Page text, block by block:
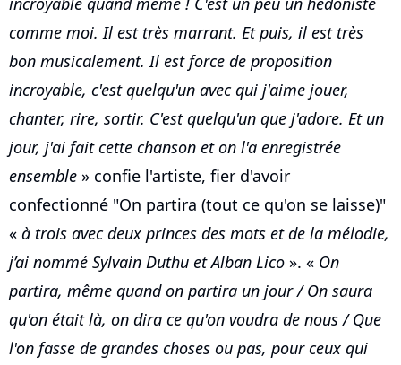
comme moi. Il est très marrant. Et puis, il est très
bon musicalement. Il est force de proposition
incroyable, c'est quelqu'un avec qui j'aime jouer,
chanter, rire, sortir. C'est quelqu'un que j'adore. Et un
jour, j'ai fait cette chanson et on l'a enregistrée
ensemble » confie l'artiste, fier d'avoir
confectionné "On partira (tout ce qu'on se laisse)"
« à trois avec deux princes des mots et de la mélodie,
j’ai nommé Sylvain Duthu et Alban Lico ». « On
partira, même quand on partira un jour / On saura
qu'on était là, on dira ce qu'on voudra de nous / Que
l'on fasse de grandes choses ou pas, pour ceux qui